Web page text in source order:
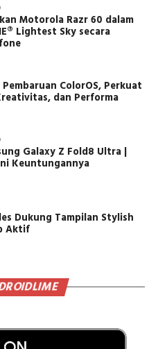
Motorola Razr 60 dalam
Lightest Sky secara
ColorOS, Perkuat
dan Performa
Galaxy Z Fold8 Ultra |
Keuntungannya
Dukung Tampilan Stylish
Aktif